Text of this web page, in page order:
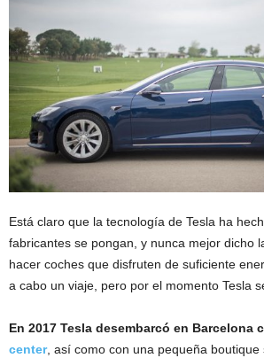
Está claro que la tecnología de Tesla ha
fabricantes se pongan, y nunca mejor dicho
hacer coches que disfruten de suficiente
a cabo un viaje, pero por el momento Tesla
En 2017 Tesla desembarcó en Barcelona
center, así como con una pequeña